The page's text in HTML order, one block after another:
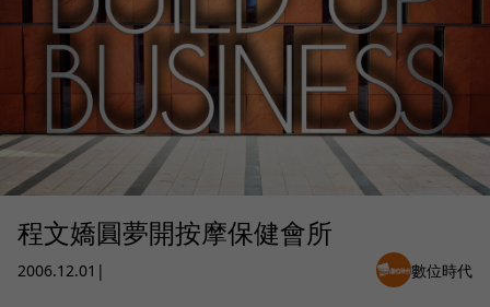
程文嬌圓夢開按摩保健會所
2006.12.01 | 數位時代